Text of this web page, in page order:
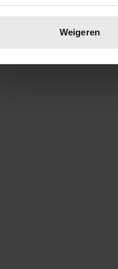
Uw apparaat
toestemming op elk
websiteverkeer te
media, adverteren en
Weigeren